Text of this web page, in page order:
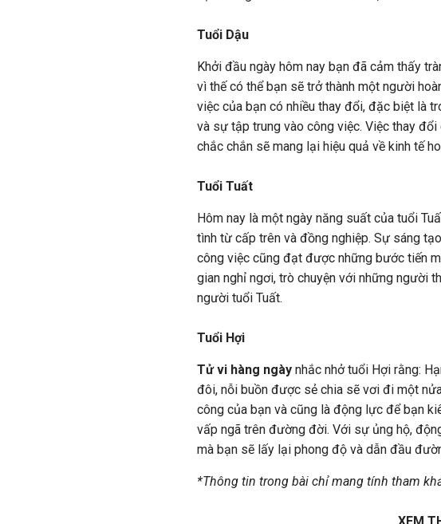
Tuổi Dậu
Khởi đầu ngày hôm nay bạn đã cảm thấy
vì thế có thể bạn sẽ trở thành một người
việc của bạn có nhiều thay đổi, đặc biệt là
và sự tập trung vào công việc. Việc thay
chắc chắn sẽ mang lại hiệu quả về kinh tế
Tuổi Tuất
Hôm nay là một ngày năng suất của tuổi
tình từ cấp trên và đồng nghiệp. Sự sáng
công việc cũng đạt được những bước tiến
gian nghỉ ngơi, trò chuyện với những người
người tuổi Tuất.
Tuổi Hợi
Tử vi hàng ngày nhắc nhở tuổi Hợi rằng:
đôi, nỗi buồn được sẻ chia sẽ vơi đi một
công của bạn và cũng là động lực để bạn
vấp ngã trên đường đời. Với sự ủng hộ,
mà bạn sẽ lấy lại phong độ và dẫn đầu
*Thông tin trong bài chỉ mang tính tham